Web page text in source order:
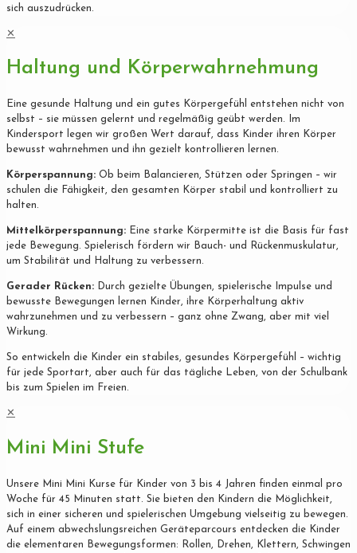
sich auszudrücken.
✕
Haltung und Körperwahrnehmung
Eine gesunde Haltung und ein gutes Körpergefühl entstehen nicht von
selbst – sie müssen gelernt und regelmäßig geübt werden. Im
Kindersport legen wir großen Wert darauf, dass Kinder ihren Körper
bewusst wahrnehmen und ihn gezielt kontrollieren lernen.
Körperspannung: Ob beim Balancieren, Stützen oder Springen – wir
schulen die Fähigkeit, den gesamten Körper stabil und kontrolliert zu
halten.
Mittelkörperspannung: Eine starke Körpermitte ist die Basis für fast
jede Bewegung. Spielerisch fördern wir Bauch- und Rückenmuskulatur,
um Stabilität und Haltung zu verbessern.
Gerader Rücken: Durch gezielte Übungen, spielerische Impulse und
bewusste Bewegungen lernen Kinder, ihre Körperhaltung aktiv
wahrzunehmen und zu verbessern – ganz ohne Zwang, aber mit viel
Wirkung.
So entwickeln die Kinder ein stabiles, gesundes Körpergefühl – wichtig
für jede Sportart, aber auch für das tägliche Leben, von der Schulbank
bis zum Spielen im Freien.
✕
Mini Mini Stufe
Unsere Mini Mini Kurse für Kinder von 3 bis 4 Jahren finden einmal pro
Woche für 45 Minuten statt. Sie bieten den Kindern die Möglichkeit,
sich in einer sicheren und spielerischen Umgebung vielseitig zu bewegen.
Auf einem abwechslungsreichen Geräteparcours entdecken die Kinder
die elementaren Bewegungsformen: Rollen, Drehen, Klettern, Schwingen